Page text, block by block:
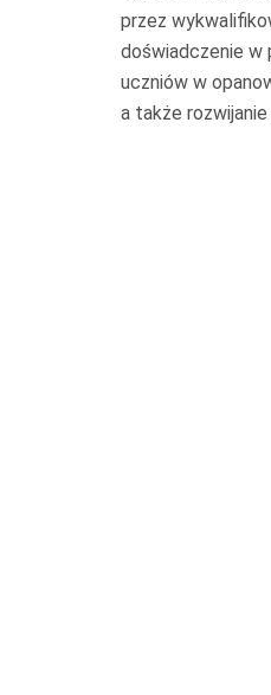
przez
doświadczenie w
uczniów w
a także